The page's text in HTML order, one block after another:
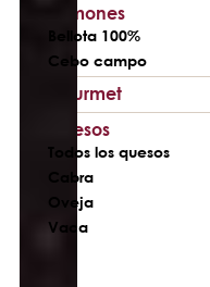
Jamones
Bellota 100%
Cebo campo
Gourmet
Quesos
Todos los quesos
Cabra
Oveja
Vaca